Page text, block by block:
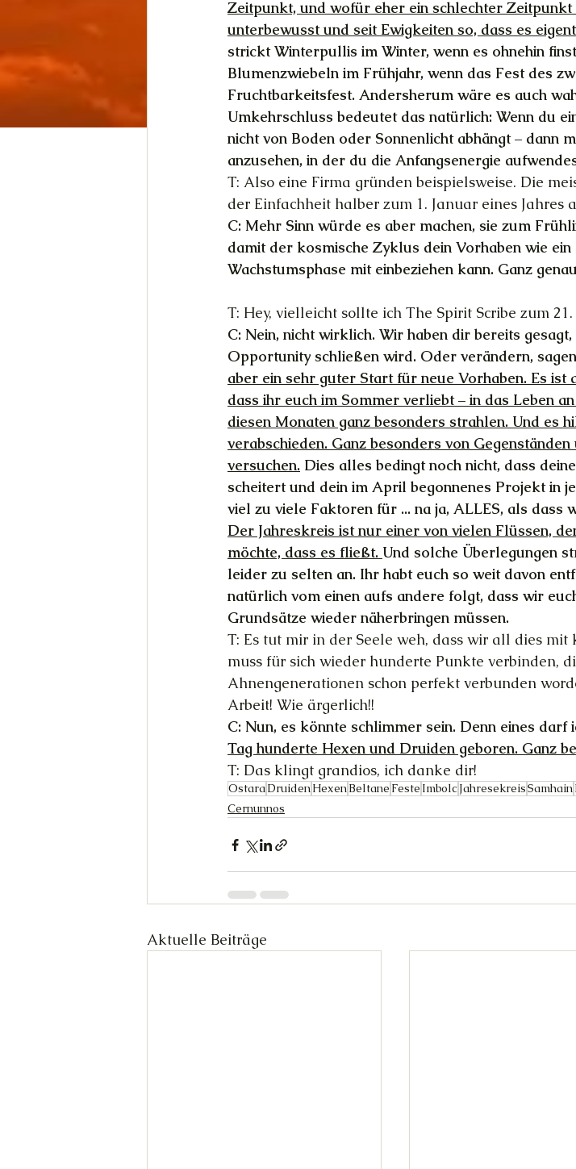
Zeitpunkt, und wofür eher ein schlechter
unterbewusst und seit Ewigkeiten so, dass es
strickt Winterpullis im Winter, wenn es ohnehin
Blumenzwiebeln im Frühjahr, wenn das Fest des
Fruchtbarkeitsfest. Andersherum wäre es auch
Umkehrschluss bedeutet das natürlich: Wenn du
nicht von Boden oder Sonnenlicht abhängt – dann
anzusehen, in der du die Anfangsenergie
T: Also eine Firma gründen beispielsweise. Die
der Einfachheit halber zum 1. Januar eines Jahres
C: Mehr Sinn würde es aber machen, sie zum
damit der kosmische Zyklus dein Vorhaben wie ein
Wachstumsphase mit einbeziehen kann. Ganz
T: Hey, vielleicht sollte ich The Spirit Scribe zum
C: Nein, nicht wirklich. Wir haben dir bereits
Opportunity schließen wird. Oder verändern,
aber ein sehr guter Start für neue Vorhaben. Es ist
dass ihr euch im Sommer verliebt – in das Leben
diesen Monaten ganz besonders strahlen. Und es
verabschieden. Ganz besonders von
versuchen. Dies alles bedingt noch nicht, dass
scheitert und dein im April begonnenes Projekt in
viel zu viele Faktoren für ... na ja, ALLES, als dass
Der Jahreskreis ist nur einer von vielen Flüssen,
möchte, dass es fließt. Und solche Überlegungen
leider zu selten an. Ihr habt euch so weit davon
natürlich vom einen aufs andere folgt, dass wir
Grundsätze wieder näherbringen müssen.
T: Es tut mir in der Seele weh, dass wir all dies
muss für sich wieder hunderte Punkte verbinden,
Ahnengenerationen schon perfekt verbunden
Arbeit! Wie ärgerlich!!
C: Nun, es könnte schlimmer sein. Denn eines darf
Tag hunderte Hexen und Druiden geboren. Ganz
T: Das klingt grandios, ich danke dir!
OstaraDruidenHexenBeltane Feste Imbolc JahresekreisSamhain
Cernunnos
Aktuelle Beiträge